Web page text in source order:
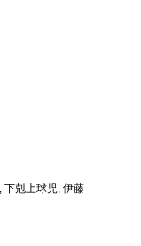
下剋上球児 伊藤